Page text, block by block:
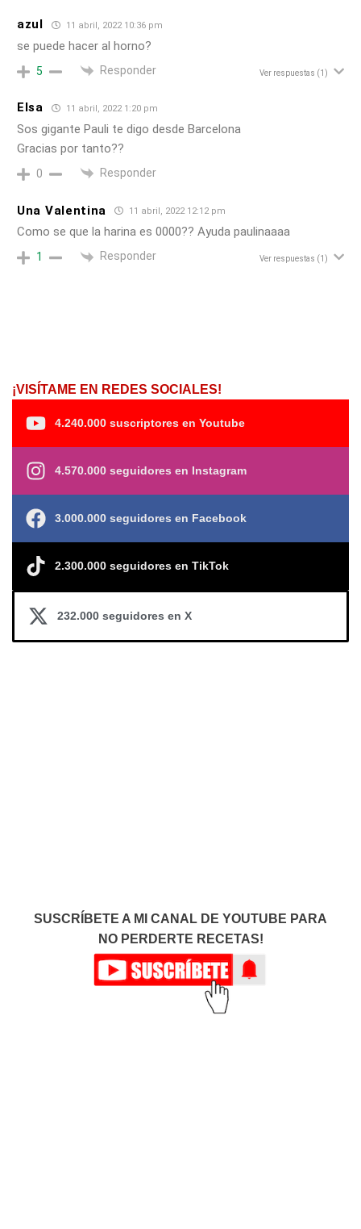
azul 11 abril, 2022 10:36 pm
se puede hacer al horno?
5 Responder Ver respuestas (1)
Elsa 11 abril, 2022 1:20 pm
Sos gigante Pauli te digo desde Barcelona
Gracias por tanto??
0 Responder
Una Valentina 11 abril, 2022 12:12 pm
Como se que la harina es 0000?? Ayuda paulinaaaa
1 Responder Ver respuestas (1)
¡VISÍTAME EN REDES SOCIALES!
4.240.000 suscriptores en Youtube
4.570.000 seguidores en Instagram
3.000.000 seguidores en Facebook
2.300.000 seguidores en TikTok
232.000 seguidores en X
SUSCRÍBETE A MI CANAL DE YOUTUBE PARA
NO PERDERTE RECETAS!